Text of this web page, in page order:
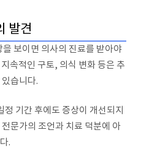
발견
보이면 의사의 진료를 받아야
속적인 구토, 의식 변화 등은 추
습니다.
기간 후에도 증상이 개선되지
문가의 조언과 치료 덕분에 아
.